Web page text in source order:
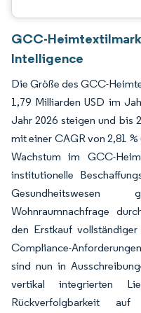
GCC-
Intelligence
Die Größe des GCC-
1,79 Milliarden USD im
Jahr 2026 steigen und bis
mit einer CAGR von 2,81
Wachstum im GCC-
institutionelle
Wohnraumnachfrage
den Erstkauf
Compliance-
sind nun in
vertikal integrierten
Rückverfolgbarkeit